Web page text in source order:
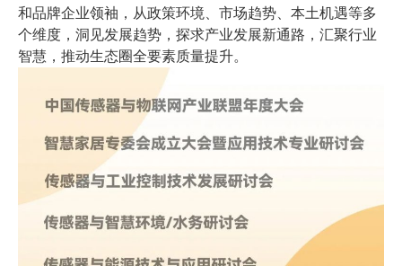
和品牌企业领袖，从政策环境、市场趋势、本土机遇等多
个维度，洞见发展趋势，探求产业发展新通路，汇聚行业
智慧，推动生态圈全要素质量提升。